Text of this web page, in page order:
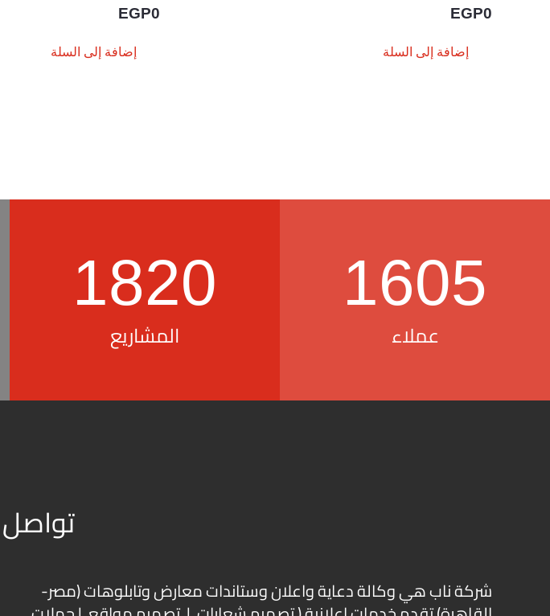
EGP0
إضافة إلى السلة
EGP0
إضافة إلى السلة
1605
عملاء
1820
المشاريع
شركة ناب هي وكالة دعاية واعلان وستاندات معارضوتابلوهات(مصر-